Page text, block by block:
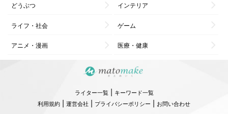
どうぶつ インテリア
ライフ・社会 ゲーム
アニメ・漫画 医療・健康
ライター一覧| キーワード一覧
利用規約 | 運営会社 | プライバシーポリシー | お問い合わせ